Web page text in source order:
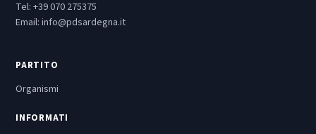
Tel: +39 070 275375
Email: info@pdsardegna.it
PARTITO
Organismi
INFORMATI